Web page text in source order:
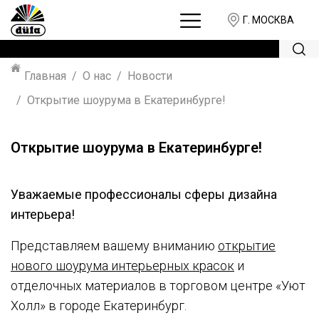
Г. МОСКВА
Главная О нас
Новости
Открытие шоурума в Екатеринбурге!
Открытие шоурума в Екатеринбурге!
Уважаемые профессионалы сферы дизайна
интерьера!
Представляем вашему вниманию открытие
нового шоурума интерьерных красок и
отделочных материалов в торговом центре «Уют
Холл» в городе Екатеринбург.